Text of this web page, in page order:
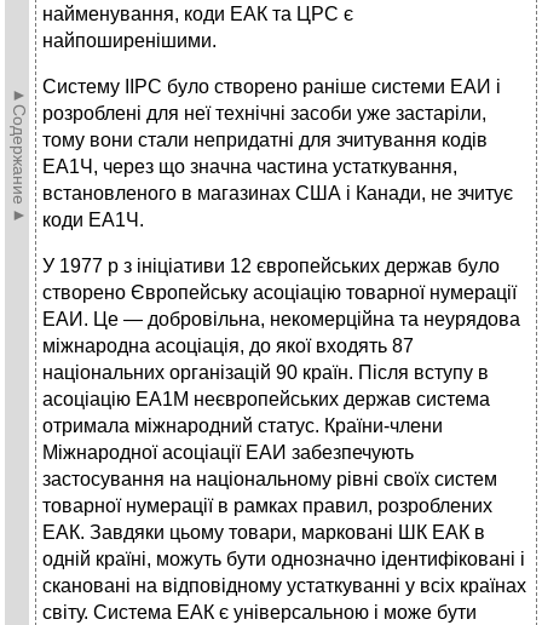
►Содержание►
найменування, коди ЕАК та ЦРС є
найпоширенішими.
Систему ІІРС було створено раніше системи ЕАИ і
розроблені для неї технічні засоби уже застаріли,
тому вони стали непридатні для зчитування кодів
ЕА1Ч, через що значна частина устаткування,
встановленого в магазинах США і Канади, не зчитує
коди ЕА1Ч.
У 1977 р з ініціативи 12 європейських держав було
створено Європейську асоціацію товарної нумерації
ЕАИ. Це — добровільна, некомерційна та неурядова
міжнародна асоціація, до якої входять 87
національних організацій 90 країн. Після вступу в
асоціацію ЕА1М неєвропейських держав система
отримала міжнародний статус. Країни-члени
Міжнародної асоціації ЕАИ забезпечують
застосування на національному рівні своїх систем
товарної нумерації в рамках правил, розроблених
ЕАК. Завдяки цьому товари, марковані ШК ЕАК в
одній країні, можуть бути однозначно ідентифіковані і
скановані на відповідному устаткуванні у всіх країнах
світу. Система ЕАК є універсальною і може бути